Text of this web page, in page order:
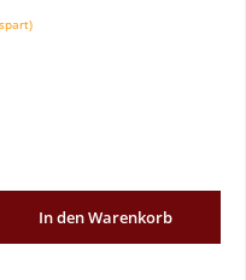
In den Warenkorb